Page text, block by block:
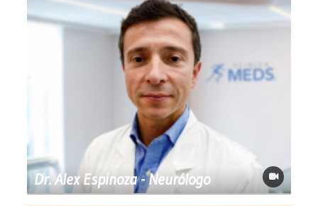
Dr. Alex Espinoza - Neurólogo